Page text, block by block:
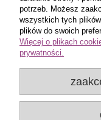
potrzeb. Możesz
wszystkich tych
plików do swoich
Więcej o plikach
prywatności.